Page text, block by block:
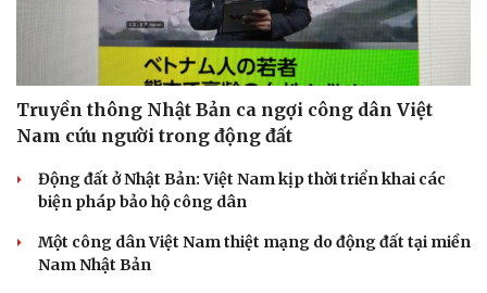
Dinh dưỡng - món ngon
Nhi khoa
Nam khoa
Làm đẹp - giảm cân
Ăn sạch sống khỏe
Nhà đẹp
Blog
Tình yêu - Gia đình
Truyền thông Nhật Bản ca ngợi công dân Việt
Nam cứu người trong động đất
Động đất ở Nhật Bản: Việt Nam kịp thời triển khai các
biện pháp bảo hộ công dân
Một công dân Việt Nam thiệt mạng do động đất tại miền
Nam Nhật Bản